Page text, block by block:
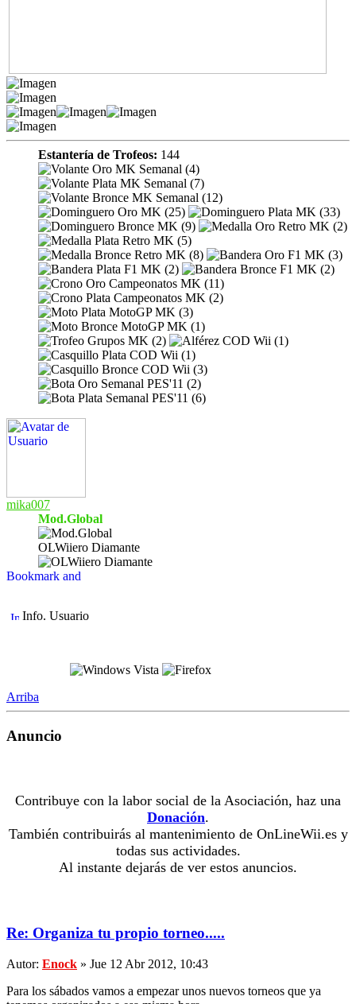
Estantería de Trofeos: 144
mika007
Mod.Global
OLWiiero Diamante
Info. Usuario
Arriba
Anuncio
Contribuye con la labor social de la Asociación, haz una
Donación.
También contribuirás al mantenimiento de OnLineWii.es y
todas sus actividades.
Al instante dejarás de ver estos anuncios.
Re: Organiza tu propio torneo.....
Autor: Enock » Jue 12 Abr 2012, 10:43
Para los sábados vamos a empezar unos nuevos torneos que ya